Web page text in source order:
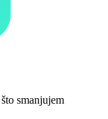
smanjujem